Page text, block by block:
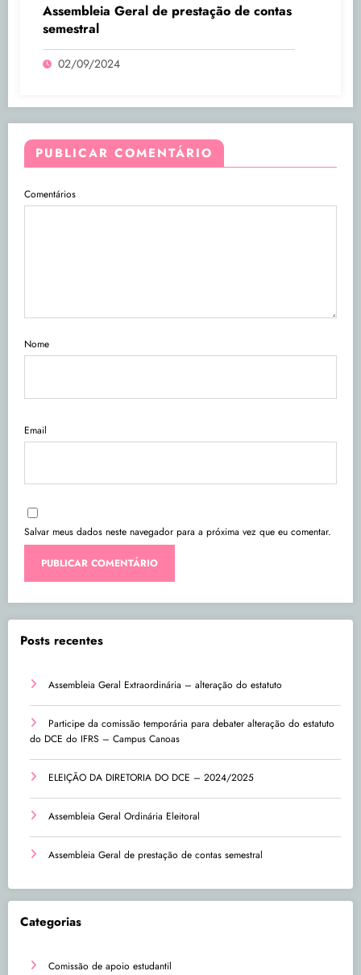
Assembleia Geral de prestação de contas
semestral
02/09/2024
PUBLICAR COMENTÁRIO
Comentários
Nome
Email
Salvar meus dados neste navegador para a próxima vez que eu comentar.
Posts recentes
Assembleia Geral Extraordinária – alteração do estatuto
Participe da comissão temporária para debater alteração do estatuto
do DCE do IFRS – Campus Canoas
ELEIÇÃO DA DIRETORIA DO DCE – 2024/2025
Assembleia Geral Ordinária Eleitoral
Assembleia Geral de prestação de contas semestral
Categorias
Comissão de apoio estudantil